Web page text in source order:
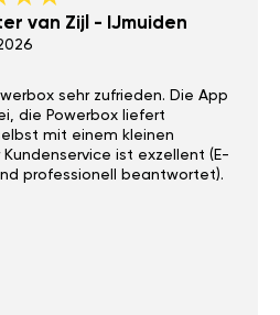
van Zijl - IJmuiden
sehr zufrieden. Die App
die Powerbox liefert
mit einem kleinen
ist exzellent (E-
professionell beantwortet).